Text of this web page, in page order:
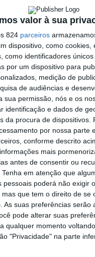
valor à sua
824 parceiros
dispositivo, como cookies,
como identificadores
por um dispositivo para
medição de
de audiências e
sua permissão, nós e os
identificação e dados de
da procura de dispositivos.
por nossa parte
conforme descrito
mais
antes de consentir ou
Tenha em atenção que
pessoais poderá não exigir
que tem o direito de se
As suas preferências serão
pode alterar suas
qualquer momento
"Privacidade" na parte
25 anos de
Maio, 2021
25 anos
Fevereiro, 2021